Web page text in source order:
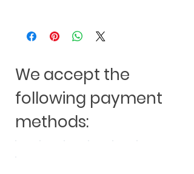
Friedrich-Ebert-Str. 42, D-92637 Weiden
We accept the
following payment
methods: